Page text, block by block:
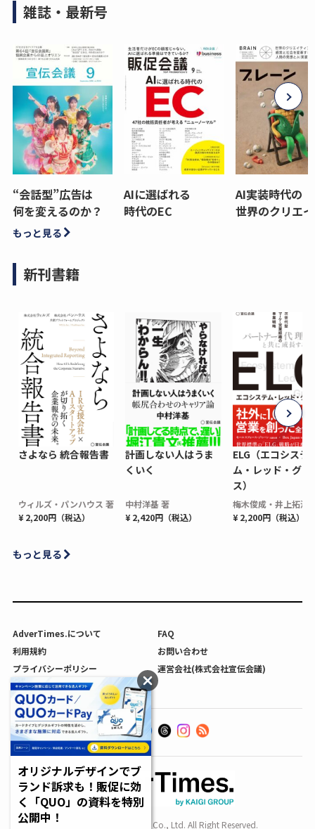
雑誌・最新号
“会話型”広告は
何を変えるのか？
AIに選ばれる
時代のEC
AI実装時代の
世界のクリエ
もっと見る
新刊書籍
さよなら 統合報告書
ウィルズ・パンハウス 著
¥ 2,200円（税込）
計画しない人はうま
くいく
中村洋基 著
¥ 2,420円（税込）
ELG（エコシステ
ム・レッド・グロ
ス）
梅木俊成・井上拓海
¥ 2,200円（税込）
もっと見る
AdverTimes.について
FAQ
利用規約
お問い合わせ
プライバシーポリシー
運営会社(株式会社宣伝会議)
利用者情報の外部送信について
Copyright SENDENKAIGI Co., Ltd. All Right Reserved.
オリジナルデザインでブ
ランド訴求も！販促に効
く「QUO」の資料を特別
公開中！